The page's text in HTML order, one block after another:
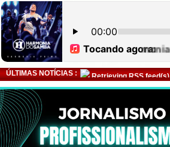
ÚLTIMAS NOTÍCIAS : Retrieving RSS feed(s)